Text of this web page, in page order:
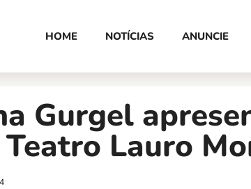
HOME NOTÍCIAS ANUNCIE
Gurgel
Teatro Lauro